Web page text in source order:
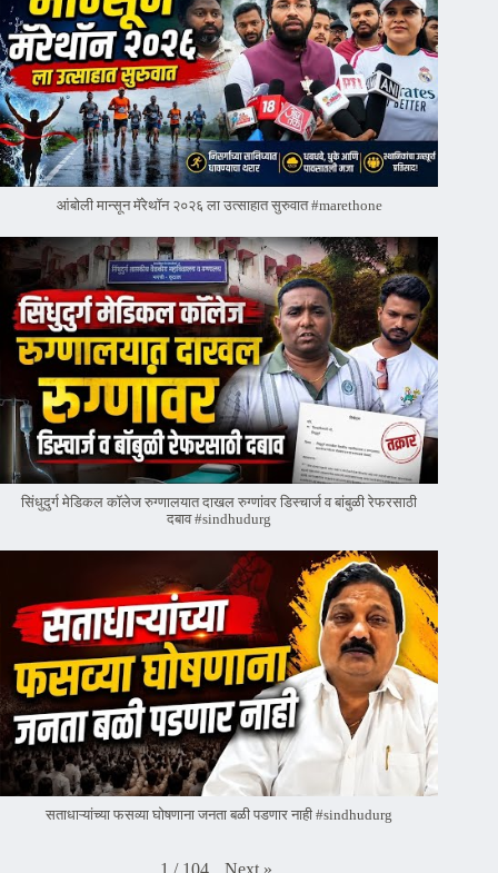
आंबोली मान्सून मॅरेथॉन २०२६ ला उत्साहात सुरुवात #marethone
सिंधुदुर्ग मेडिकल कॉलेज रुग्णालयात दाखल रुग्णांवर डिस्चार्ज व बांबुळी रेफरसाठी
दबाव #sindhudurg
सताधाऱ्यांच्या फसव्या घोषणाना जनता बळी पडणार नाही #sindhudurg
Next »